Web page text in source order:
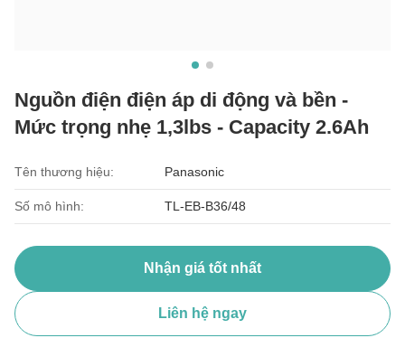
Nguồn điện điện áp di động và bền -
Mức trọng nhẹ 1,3lbs - Capacity 2.6Ah
Tên thương hiệu: Panasonic
Số mô hình: TL-EB-B36/48
Nhận giá tốt nhất
Liên hệ ngay